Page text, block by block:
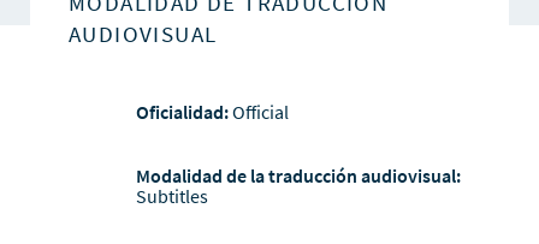
AUDIOVISUAL
Oficialidad:Official
Modalidad de la traducción audiovisual:
Subtitles